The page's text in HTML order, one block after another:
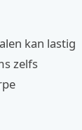
kan lastig
zelfs